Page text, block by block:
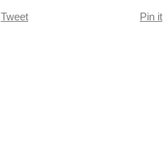
Tweet Pin it